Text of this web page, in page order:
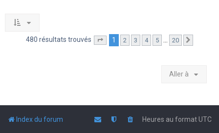
480 résultats trouvés Page sur20
1 2 3 4 5 … 20
Aller à
Index du forum Heures au formatUTC